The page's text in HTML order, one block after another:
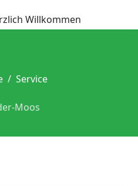
Willkommen
Service
Moos